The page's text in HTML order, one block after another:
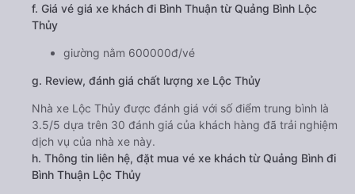
f. Giá vé giá xe khách đi Bình Thuận từ Quảng Bình Lộc
Thủy
giường nằm 600000đ/vé
g. Review, đánh giá chất lượng xe Lộc Thủy
Nhà xe Lộc Thủy được đánh giá với số điểm trung bình là
3.5/5 dựa trên 30 đánh giá của khách hàng đã trải nghiệm
dịch vụ của nhà xe này.
h. Thông tin liên hệ, đặt mua vé xe khách từ Quảng Bình đi
Bình Thuận Lộc Thủy